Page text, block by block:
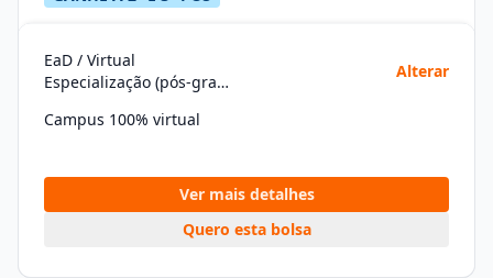
EaD / Virtual
Especialização (pós-graduação)
Alterar
Campus 100% virtual
Ver mais detalhes
Quero esta bolsa